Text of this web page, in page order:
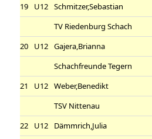
19
U12 Schmitzer,Sebastian
TV Riedenburg Schach
20
U12 Gajera,Brianna
Schachfreunde Tegern
21
U12 Weber,Benedikt
TSV Nittenau
22
U12 Dämmrich,Julia